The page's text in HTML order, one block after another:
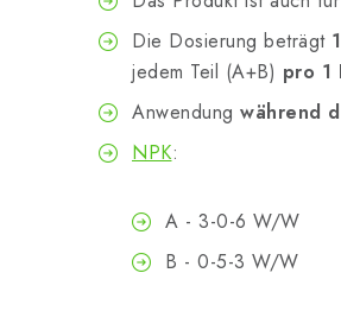
Die Dosierung beträgt
jedem Teil (A+B) pro 1
Anwendung während
NPK:
A - 3-0-6 W/W
B - 0-5-3 W/W